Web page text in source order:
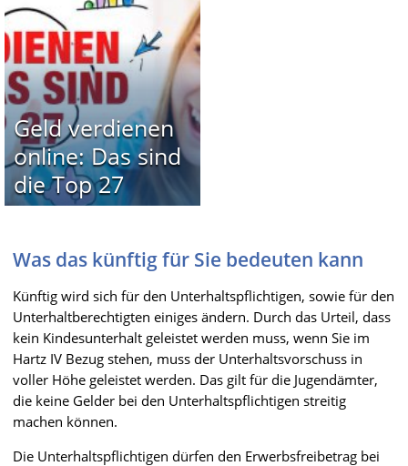
Geld verdienen
online: Das sind
die Top 27
Was das künftig für Sie bedeuten kann
Künftig wird sich für den Unterhaltspflichtigen, sowie für den
Unterhaltberechtigten einiges ändern. Durch das Urteil, dass
kein Kindesunterhalt geleistet werden muss, wenn Sie im
Hartz IV Bezug stehen, muss der Unterhaltsvorschuss in
voller Höhe geleistet werden. Das gilt für die Jugendämter,
die keine Gelder bei den Unterhaltspflichtigen streitig
machen können.
Die Unterhaltspflichtigen dürfen den Erwerbsfreibetrag bei